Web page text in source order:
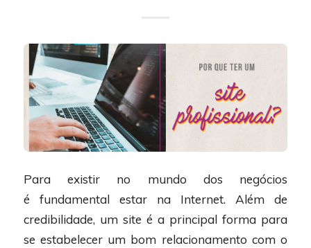
Para existir no mundo dos negócios
é fundamental estar na Internet. Além de
credibilidade, um site é a principal forma para
se estabelecer um bom relacionamento com o